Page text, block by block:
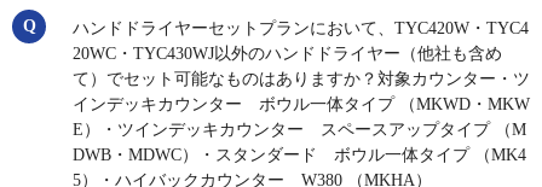
ハンドドライヤーセットプランにおいて、TYC420W・TYC4
20WC・TYC430WJ以外のハンドドライヤー（他社も含め
て）でセット可能なものはありますか？対象カウンター・ツ
インデッキカウンター ボウル一体タイプ （MKWD・MKW
E）・ツインデッキカウンター スペースアップタイプ （M
DWB・MDWC）・スタンダード ボウル一体タイプ （MK4
5）・ハイバックカウンター W380 （MKHA）